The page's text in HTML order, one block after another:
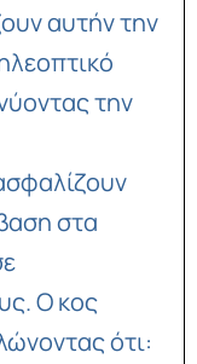
αυτήν την
την
στα
Ο κος
ότι: